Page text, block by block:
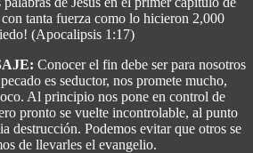
tanta fuerza como lo hicieron 2,000
(Apocalipsis 1:17)
Conocer el fin debe ser para nosotros
es seductor, nos promete mucho,
Al principio nos pone en control de
pronto se vuelte incontrolable, al punto
destrucción. Podemos evitar que otros se
de llevarles el evangelio.